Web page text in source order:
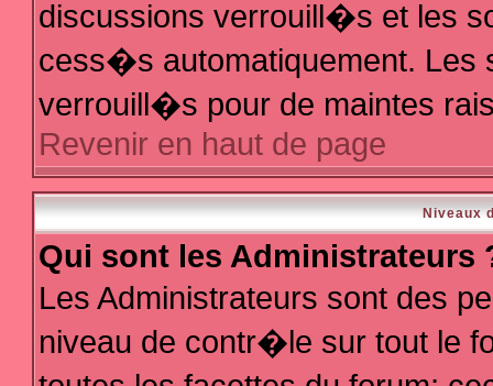
discussions verrouill�s et les
cess�s automatiquement.
verrouill�s pour de maintes
Revenir en haut de page
Niveaux
Qui sont les Administrateurs
Les Administrateurs sont des
niveau de contr�le sur tout le